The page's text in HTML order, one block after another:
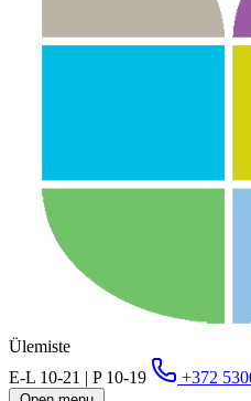
Ülemiste
E-L 10-21 | P 10-19
+372